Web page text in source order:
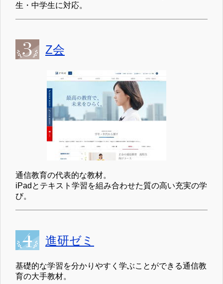
生・中学生に対応。
Z会
通信教育の代表的な教材。
iPadとテキスト学習を組み合わせた質の高い充実の学
び。
進研ゼミ
基礎的な学習を分かりやすく学ぶことができる通信教
育の大手教材。